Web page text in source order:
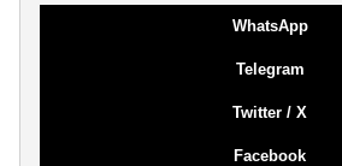
WhatsApp
Telegram
Twitter / X
Facebook